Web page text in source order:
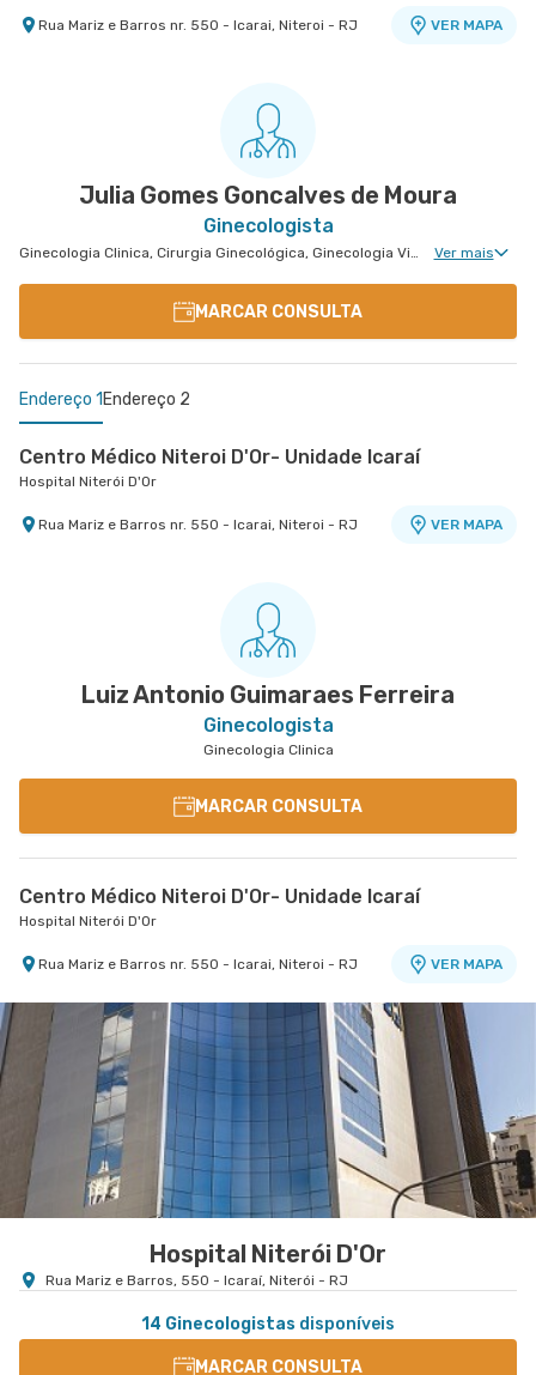
Rua Mariz e Barros nr. 550 - Icarai, Niteroi - RJ VER MAPA
Rua Dois de Dezembro nr. 38 11º Andar -
Flamengo, Rio de Janeiro - RJ
Avenida Atlantica nr. 4240 2° Andar Sala 230 -
Copacabana, Rio de Janeiro - RJ
Julia Gomes Goncalves de Moura
Ginecologista
Ginecologia Clinica, Cirurgia Ginecológica, Ginecologia Videohisteroscopia Ver mais
MARCAR CONSULTA
Endereço 1 Endereço 2
Centro Médico Niteroi D'Or- Unidade Icaraí
Hospital Niterói D'Or
Rua Mariz e Barros nr. 550 - Icarai, Niteroi - RJ VER MAPA
Rua Almirante Baltazar nr. 333 8° Andar - Sao
Cristovao, Rio de Janeiro - RJ
Luiz Antonio Guimaraes Ferreira
Ginecologista
Ginecologia Clinica
MARCAR CONSULTA
Centro Médico Niteroi D'Or- Unidade Icaraí
Hospital Niterói D'Or
Rua Mariz e Barros nr. 550 - Icarai, Niteroi - RJ VER MAPA
Hospital Niterói D'Or
Rua Mariz e Barros, 550 - Icaraí, Niterói - RJ
14 Ginecologistas disponíveis
MARCAR CONSULTA